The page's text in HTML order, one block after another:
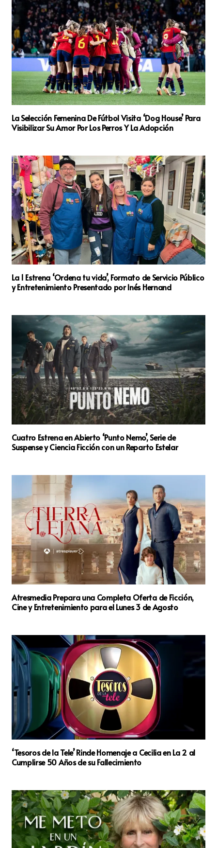
La Selección Femenina De Fútbol Visita ‘Dog House’ Para
Visibilizar Su Amor Por Los Perros Y La Adopción
La 1 Estrena ‘Ordena tu vida’, Formato de Servicio Público
y Entretenimiento Presentado por Inés Hernand
Cuatro Estrena en Abierto ‘Punto Nemo’, Serie de
Suspense y Ciencia Ficción con un Reparto Estelar
Atresmedia Prepara una Completa Oferta de Ficción,
Cine y Entretenimiento para el Lunes 3 de Agosto
‘Tesoros de la Tele’ Rinde Homenaje a Cecilia en La 2 al
Cumplirse 50 Años de su Fallecimiento